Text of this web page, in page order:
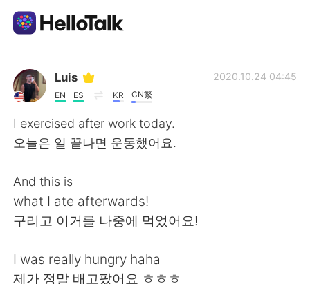
Language Exchange App
AI Grammar Checker
English
简体中文 繁體中文
Français Deutsch
Luis
EN ES KR CN繁
2020.10.24 04:45
I exercised after work today.
오늘은 일 끝나면 운동했어요.
And this is
what I ate afterwards!
구리고 이거를 나중에 먹었어요!
I was really hungry haha
제가 정말 배고팠어요 ㅎㅎㅎ